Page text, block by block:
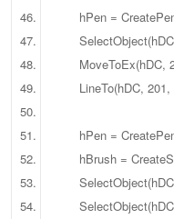
hPen =
MoveToEx(hDC,
LineTo(hDC,
hPen =
hBrush =